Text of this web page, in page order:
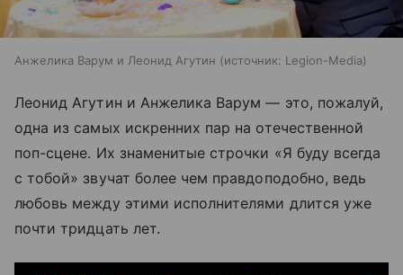
Анжелика Варум и Леонид Агутин источник: Legion-Media
Леонид Агутин и Анжелика Варум — это, пожалуй,
одна из самых искренних пар на отечественной
поп-сцене. Их знаменитые строчки «Я буду всегда
с тобой» звучат более чем правдоподобно, ведь
любовь между этими исполнителями длится уже
почти тридцать лет.